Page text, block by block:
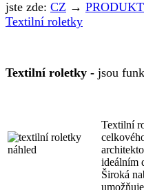
jste zde: CZ →
Textilní roletky
Textilní roletky - jsou
Textilní
ideálním
Široká